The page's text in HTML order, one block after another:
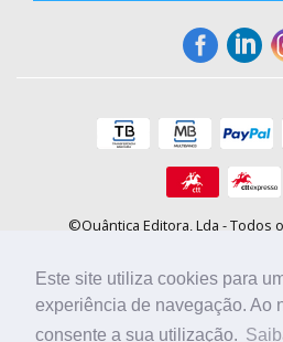
Este site utiliza cookies para
experiência de navegação. Ao
consente a sua utilização.
©Quântica Editora, Lda - Todos
E-mail:
Tel.: +351 220 104 872(custo de